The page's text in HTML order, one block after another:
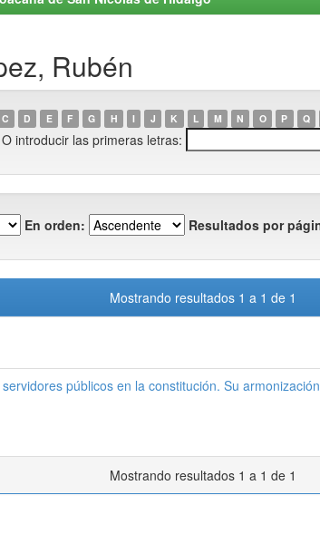
Rubén
C D E F G H I J K L M N O P Q
O introducir las primeras letras:
En orden: Resultados por
Mostrando resultados 1 a 1 de 1
públicos en la constitución. Su
Mostrando resultados 1 a 1 de 1